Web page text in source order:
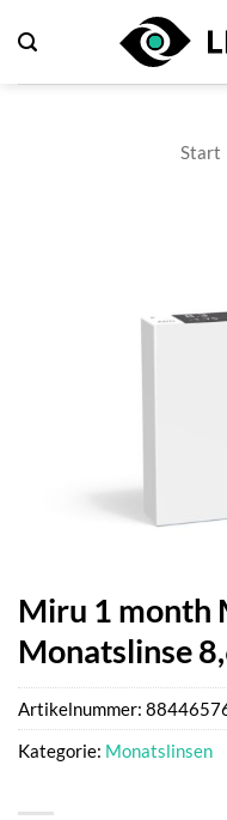
Inhalt
springen
Start
Miru 1 month
Monatslinse
Artikelnummer:
Kategorie: Monatslinsen